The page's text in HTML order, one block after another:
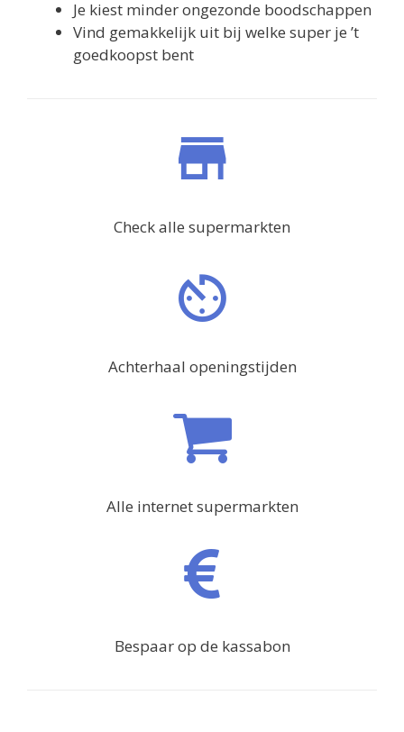
Je kiest minder ongezonde boodschappen
Vind gemakkelijk uit bij welke super je ’t
goedkoopst bent
Check alle supermarkten
Achterhaal openingstijden
Alle internet supermarkten
Bespaar op de kassabon